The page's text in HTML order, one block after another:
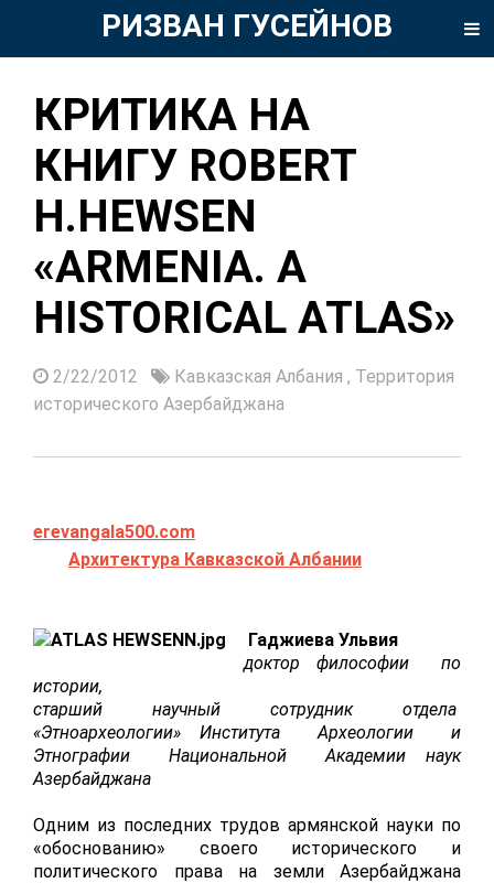
РИЗВАН ГУСЕЙНОВ
КРИТИКА НА
КНИГУ ROBERT
H.HEWSEN
«ARMENIA. A
HISTORICAL ATLAS»
2/22/2012 Кавказская Албания , Территория
исторического Азербайджана
erevangala500.com
Архитектура Кавказской Албании
Гаджиева Ульвия
доктор философии по
истории,
старший научный сотрудник отдела
«Этноархеологии» Института Археологии и
Этнографии Национальной Академии наук
Азербайджана
Одним из последних трудов армянской науки по
«обоснованию» своего исторического и
политического права на земли Азербайджана